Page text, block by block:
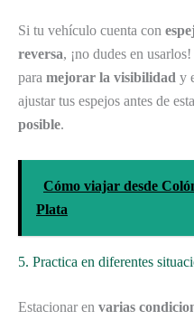
Si tu vehículo cuenta con
reversa, ¡no dudes en
para mejorar la visibilidad y
ajustar tus espejos antes de
posible.
Cómo viajar desde
Plata
5. Practica en diferentes
Estacionar en varias